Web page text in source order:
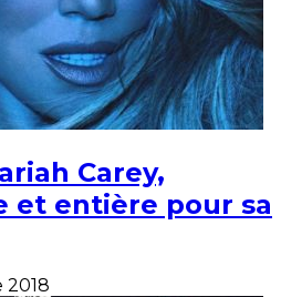
Carey,
et entière pour sa
2018